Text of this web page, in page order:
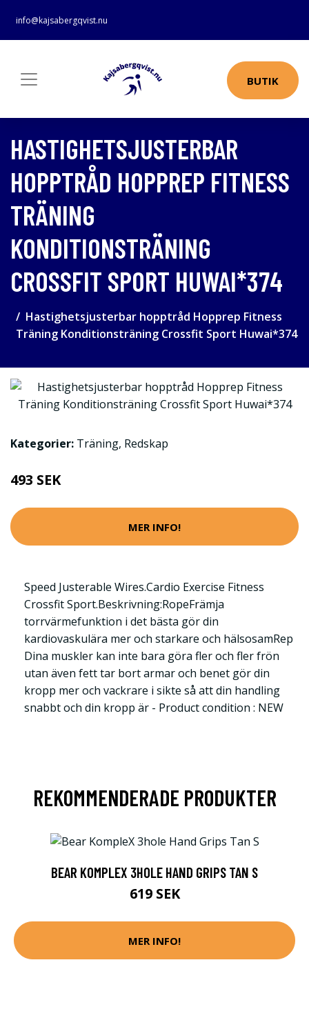
info@kajsabergqvist.nu
BUTIK
HASTIGHETSJUSTERBAR
HOPPTRÅD HOPPREP FITNESS
TRÄNING
KONDITIONSTRÄNING
CROSSFIT SPORT HUWAI*374
Hastighetsjusterbar hopptråd Hopprep Fitness
Träning Konditionsträning Crossfit Sport Huwai*374
Kategorier: Träning, Redskap
493 SEK
MER INFO!
Speed Justerable Wires.Cardio Exercise Fitness
Crossfit Sport.Beskrivning:RopeFrämja
torrvärmefunktion i det bästa gör din
kardiovaskulära mer och starkare och hälsosamRep
Dina muskler kan inte bara göra fler och fler frön
utan även fett tar bort armar och benet gör din
kropp mer och vackrare i sikte så att din handling
snabbt och din kropp är - Product condition : NEW
REKOMMENDERADE PRODUKTER
BEAR KOMPLEX 3HOLE HAND GRIPS TAN S
619 SEK
MER INFO!